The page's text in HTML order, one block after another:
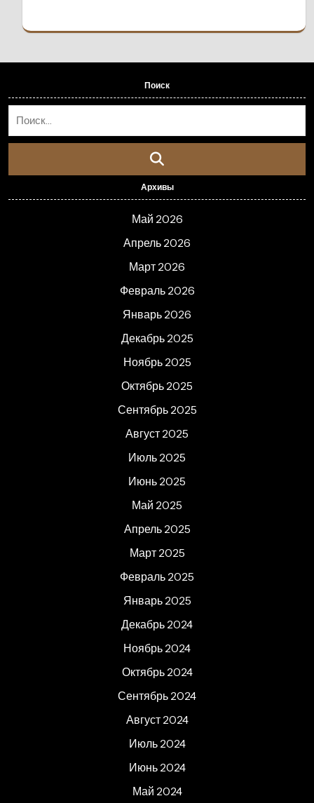
Поиск
Архивы
Май 2026
Апрель 2026
Март 2026
Февраль 2026
Январь 2026
Декабрь 2025
Ноябрь 2025
Октябрь 2025
Сентябрь 2025
Август 2025
Июль 2025
Июнь 2025
Май 2025
Апрель 2025
Март 2025
Февраль 2025
Январь 2025
Декабрь 2024
Ноябрь 2024
Октябрь 2024
Сентябрь 2024
Август 2024
Июль 2024
Июнь 2024
Май 2024